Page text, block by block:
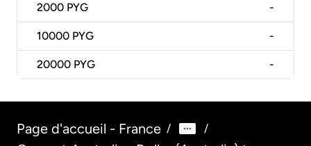
2000 PYG -
10000 PYG -
20000 PYG -
Page d'accueil - France / /